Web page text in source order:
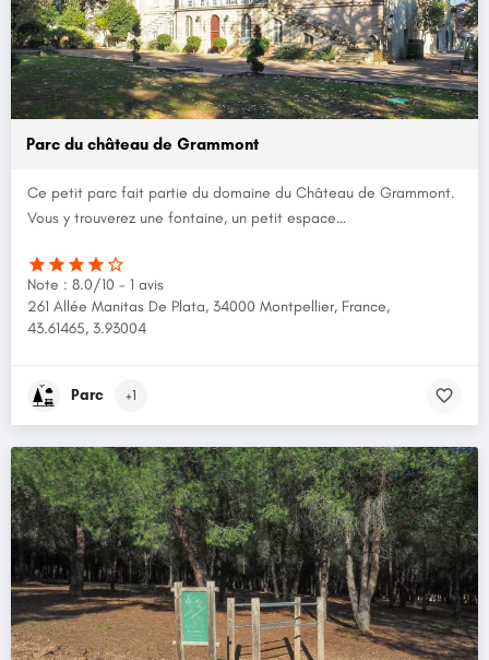
Parc du château de Grammont
Ce petit parc fait partie du domaine du Château de Grammont.
Vous y trouverez une fontaine, un petit espace…
Note : 8.0/10 - 1 avis
261 Allée Manitas De Plata, 34000 Montpellier, France,
43.61465, 3.93004
Parc +1